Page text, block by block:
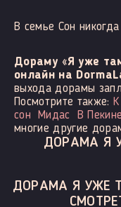
В семье Сон
Дораму «Я уже
онлайн на
выхода дорамы
Посмотрите также:
сон
Мидас В
многие другие
ДОРАМА Я
ДОРАМА Я УЖЕ